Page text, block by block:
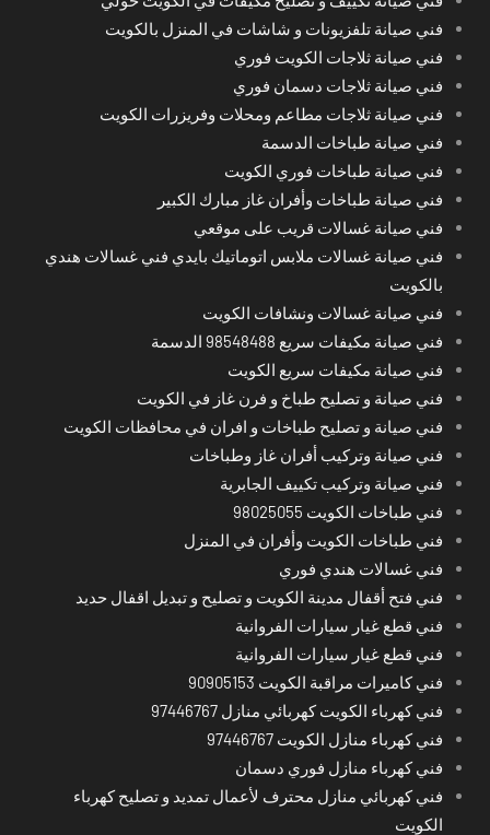
فني صيانة تلفزيونات و شاشات في المنزل بالكويت
فني صيانة ثلاجات الكويت فوري
فني صيانة ثلاجات دسمان فوري
فني صيانة ثلاجات مطاعم ومحلات وفريزرات الكويت
فني صيانة طباخات الدسمة
فني صيانة طباخات فوري الكويت
فني صيانة طباخات وأفران غاز مبارك الكبير
فني صيانة غسالات قريب على موقعي
فني صيانة غسالات ملابس اتوماتيك بايدي فني غسالات هندي
بالكويت
فني صيانة غسالات ونشافات الكويت
فني صيانة مكيفات سريع 98548488 الدسمة
فني صيانة مكيفات سريع الكويت
فني صيانة و تصليح طباخ و فرن غاز في الكويت
فني صيانة و تصليح طباخات و افران في محافظات الكويت
فني صيانة وتركيب أفران غاز وطباخات
فني صيانة وتركيب تكييف الجابرية
فني طباخات الكويت 98025055
فني طباخات الكويت وأفران في المنزل
فني غسالات هندي فوري
فني فتح أقفال مدينة الكويت و تصليح و تبديل اقفال حديد
فني قطع غيار سيارات الفروانية
فني قطع غيار سيارات الفروانية
فني كاميرات مراقبة الكويت 90905153
فني كهرباء الكويت كهربائي منازل 97446767
فني كهرباء منازل الكويت 97446767
فني كهرباء منازل فوري دسمان
فني كهربائي منازل محترف لأعمال تمديد و تصليح كهرباء
الكويت